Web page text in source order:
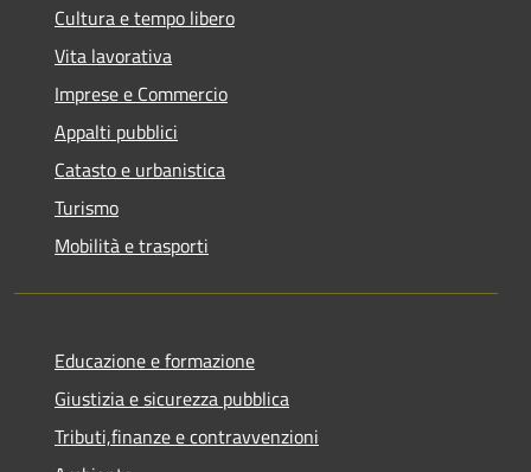
Cultura e tempo libero
Vita lavorativa
Imprese e Commercio
Appalti pubblici
Catasto e urbanistica
Turismo
Mobilità e trasporti
Educazione e formazione
Giustizia e sicurezza pubblica
Tributi,finanze e contravvenzioni